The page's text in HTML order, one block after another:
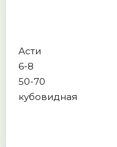
Асти
6-8
50-70
кубовидная